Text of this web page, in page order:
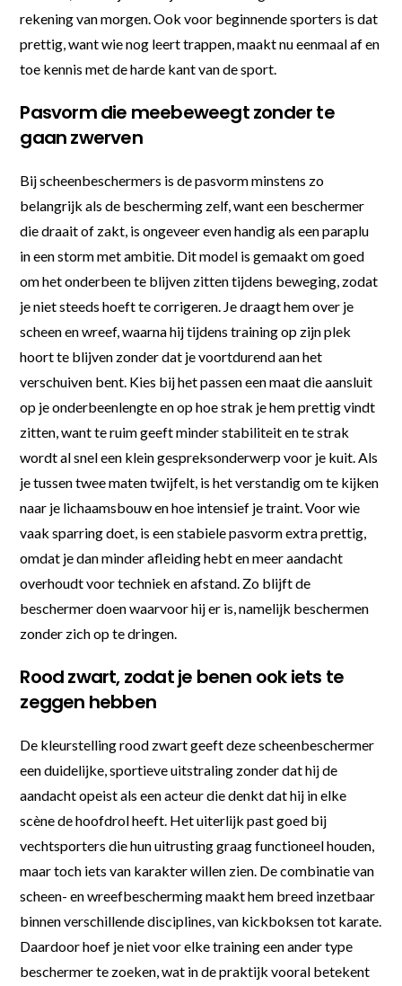
rekening van morgen. Ook voor beginnende sporters is dat
prettig, want wie nog leert trappen, maakt nu eenmaal af en
toe kennis met de harde kant van de sport.
Pasvorm die meebeweegt zonder te
gaan zwerven
Bij scheenbeschermers is de pasvorm minstens zo
belangrijk als de bescherming zelf, want een beschermer
die draait of zakt, is ongeveer even handig als een paraplu
in een storm met ambitie. Dit model is gemaakt om goed
om het onderbeen te blijven zitten tijdens beweging, zodat
je niet steeds hoeft te corrigeren. Je draagt hem over je
scheen en wreef, waarna hij tijdens training op zijn plek
hoort te blijven zonder dat je voortdurend aan het
verschuiven bent. Kies bij het passen een maat die aansluit
op je onderbeenlengte en op hoe strak je hem prettig vindt
zitten, want te ruim geeft minder stabiliteit en te strak
wordt al snel een klein gespreksonderwerp voor je kuit. Als
je tussen twee maten twijfelt, is het verstandig om te kijken
naar je lichaamsbouw en hoe intensief je traint. Voor wie
vaak sparring doet, is een stabiele pasvorm extra prettig,
omdat je dan minder afleiding hebt en meer aandacht
overhoudt voor techniek en afstand. Zo blijft de
beschermer doen waarvoor hij er is, namelijk beschermen
zonder zich op te dringen.
Rood zwart, zodat je benen ook iets te
zeggen hebben
De kleurstelling rood zwart geeft deze scheenbeschermer
een duidelijke, sportieve uitstraling zonder dat hij de
aandacht opeist als een acteur die denkt dat hij in elke
scène de hoofdrol heeft. Het uiterlijk past goed bij
vechtsporters die hun uitrusting graag functioneel houden,
maar toch iets van karakter willen zien. De combinatie van
scheen- en wreefbescherming maakt hem breed inzetbaar
binnen verschillende disciplines, van kickboksen tot karate.
Daardoor hoef je niet voor elke training een ander type
beschermer te zoeken, wat in de praktijk vooral betekent